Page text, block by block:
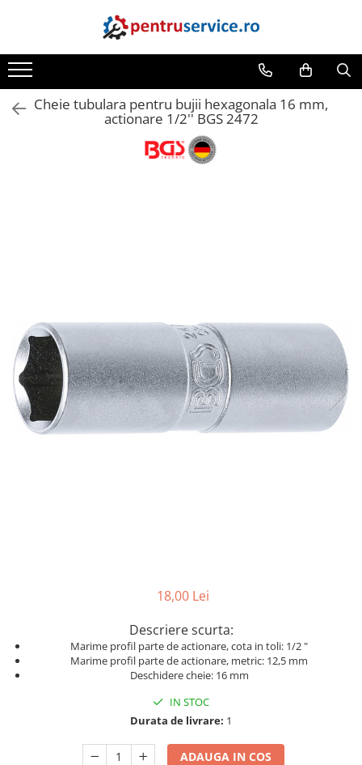
Toate Produsele
Scule Speciale
Scule pentru Motociclete
Scule Speciale pentru atelier
Schimb Ulei
Dispozitiv de testare
Dispozitive pentru anvelope
Gresoare
Dacia
Fiat
Cheie tubulara pentru bujii hexagonala 16 mm,
actionare 1/2'' BGS 2472
18,00 Lei
Descriere scurta:
Marime profil parte de actionare, cota in toli: 1/2 "
Marime profil parte de actionare, metric: 12,5 mm
Deschidere cheie: 16 mm
IN STOC
Durata de livrare: 1
ADAUGA IN COS